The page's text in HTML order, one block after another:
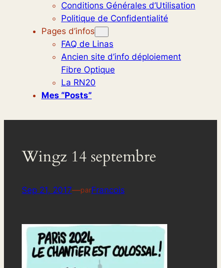
Conditions Générales d’Utilisation
Politique de Confidentialité
Pages d’infos
FAQ de Linas
Ancien site d’info déploiement
Fibre Optique
La RN20
Mes “posts”
Wingz 14 septembre
Sep 21, 2017—parFrancois